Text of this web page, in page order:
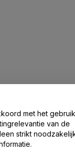
Ons Op
met het gebruik
van de
strikt